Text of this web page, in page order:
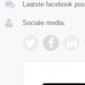
Laatste facebook
Sociale media: